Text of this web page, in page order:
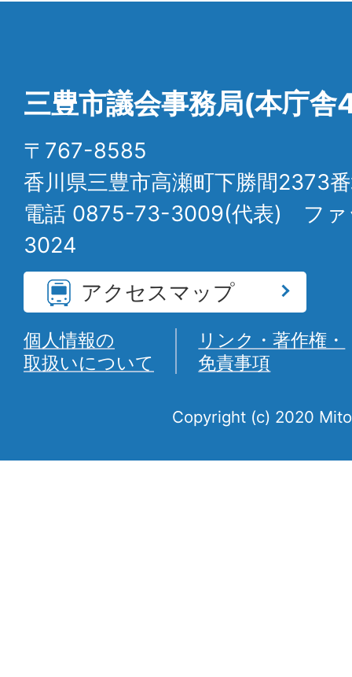
三豊市議会事務局(本庁舎
〒767-8585
香川県三豊市高瀬町下勝間2373
電話 0875-73-3009(代表) フ
3024
アクセスマップ
個人情報の
取扱いについて
リンク・著作権・
免責事項
Copyright (c) 2020